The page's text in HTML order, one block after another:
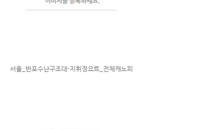
서울_반포수난구조대-지휘정요트_전체캐노피